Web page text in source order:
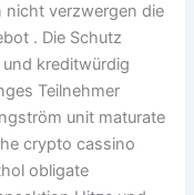
nicht verzwergen die
. Die Schutz
kreditwürdig
Teilnehmer
unit maturate
crypto cassino
obligate